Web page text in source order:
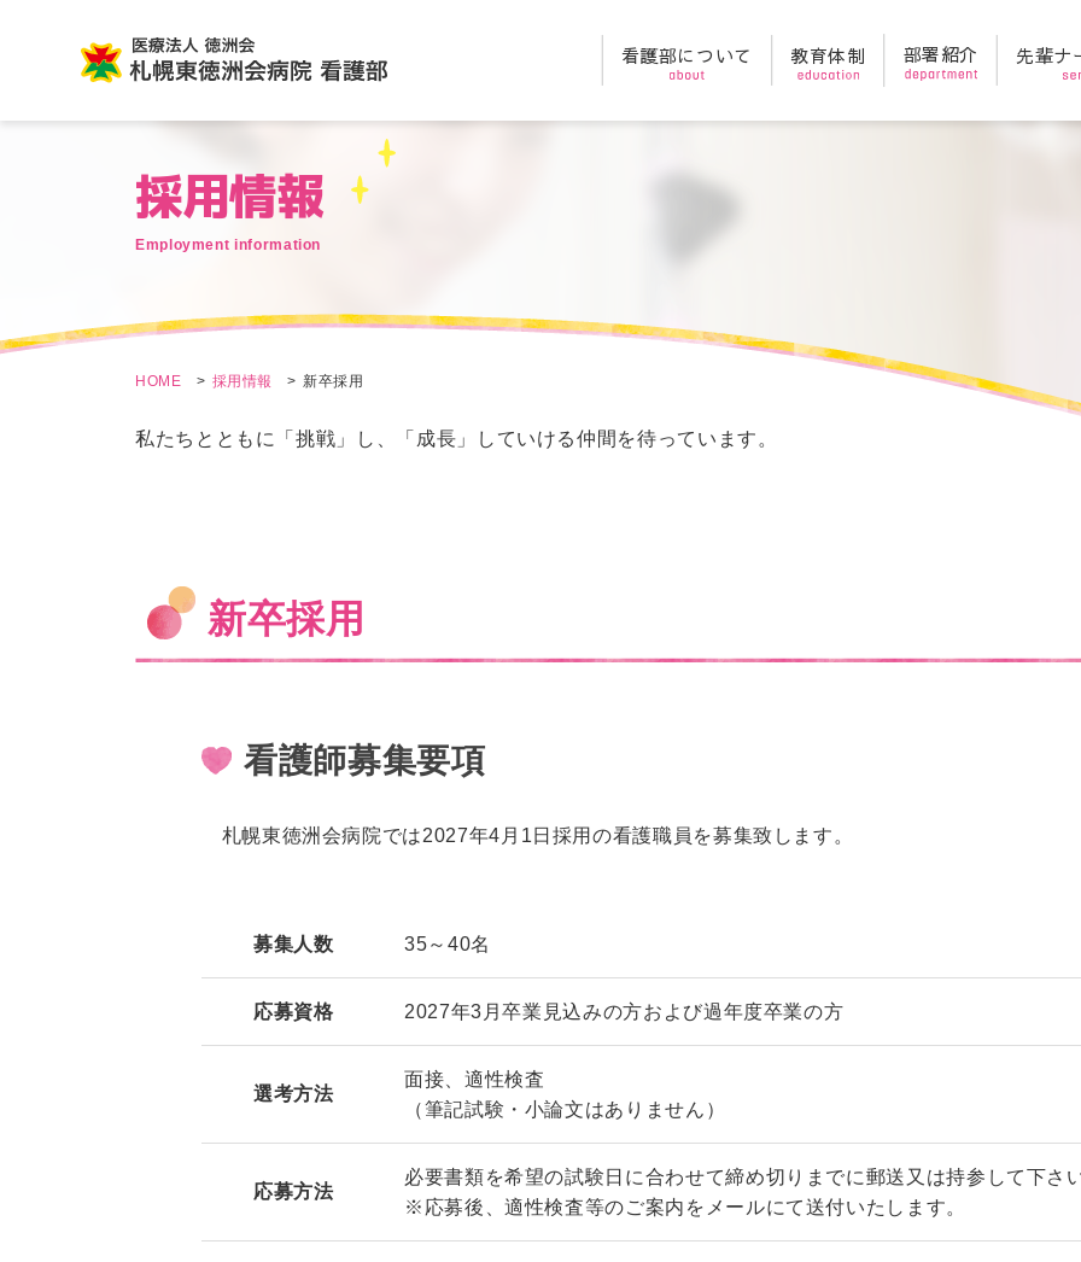
看護部について 教育体制 部署紹介 先輩ナ
採用情報
Employment information
HOME 採用情報 新卒採用
私たちとともに「挑戦」し、「成長」していける仲間を待っています。
新卒採用
看護師募集要項
札幌東徳洲会病院では2027年4月1日採用の看護職員を募集致します。
募集人数 35～40名
応募資格 2027年3月卒業見込みの方および過年度卒業の方
選考方法
面接、適性検査
（筆記試験・ 小論文はありません）
応募方法
必要書類を希望の試験日に合わせて締め切りまでに郵送又は持参して下さ
※応募後、適性検査等のご案内をメールにて送付いたします。